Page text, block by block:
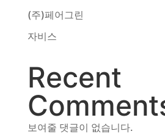
(주)페어그린
자비스
Recent
보여줄 댓글이 없습니다.